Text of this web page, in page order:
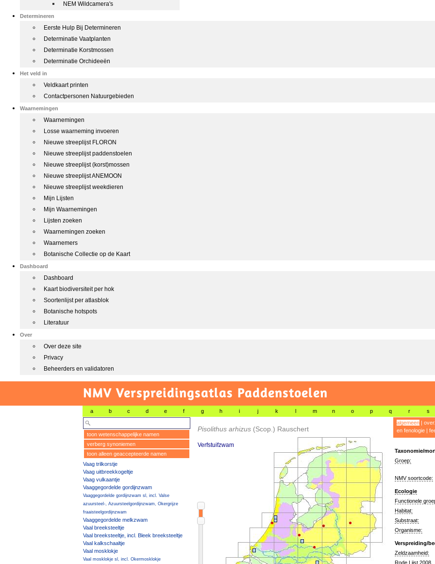
NEM Wildcamera's
Determineren
Eerste Hulp Bij Determineren
Determinatie Vaatplanten
Determinatie Korstmossen
Determinatie Orchideeën
Het veld in
Veldkaart printen
Contactpersonen Natuurgebieden
Waarnemingen
Waarnemingen
Losse waarneming invoeren
Nieuwe streeplijst FLORON
Nieuwe streeplijst paddenstoelen
Nieuwe streeplijst (korst)mossen
Nieuwe streeplijst ANEMOON
Nieuwe streeplijst weekdieren
Mijn Lijsten
Mijn Waarnemingen
Lijsten zoeken
Waarnemingen zoeken
Waarnemers
Botanische Collectie op de Kaart
Dashboard
Dashboard
Kaart biodiversiteit per hok
Soortenlijst per atlasblok
Botanische hotspots
Literatuur
Over
Over deze site
Privacy
Beheerders en validatoren
NMV Verspreidingsatlas Paddenstoelen
a b c d e f g h i j k l m n o p q r s
toon wetenschappelijke namen
verberg synoniemen
toon alleen geaccepteerde namen
Vaag trilkorstje
Vaag uitbreekkogeltje
Vaag vulkaantje
Vaaggegordelde gordijnzwam
Vaaggegordelde gordijnzwam sl, incl. Valse
azuursteel-, Azuursteelgordijnzwam, Okergrijze
fraaisteelgordijnzwam
Vaaggegordelde melkzwam
Vaal breeksteeltje
Vaal breeksteeltje, incl. Bleek breeksteeltje
Vaal kalkschaaltje
Vaal mosklokje
Vaal mosklokje sl, incl. Okermosklokje
Pisolithus arhizus (Scop.) Rauschert
Verfstuifzwam
algemeen|
en fenologie|
Taxonomie/
Groep:
NMV soortcode:
Ecologie
Functionele
Habitat:
Substraat:
Organisme:
Verspreiding/
Zeldzaamheid:
Rode Lijst 2008